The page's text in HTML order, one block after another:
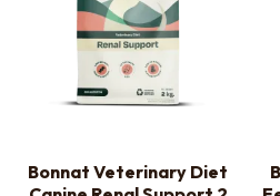
Bonnat Veterinary Diet